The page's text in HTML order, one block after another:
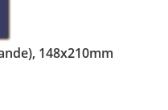
148x210mm